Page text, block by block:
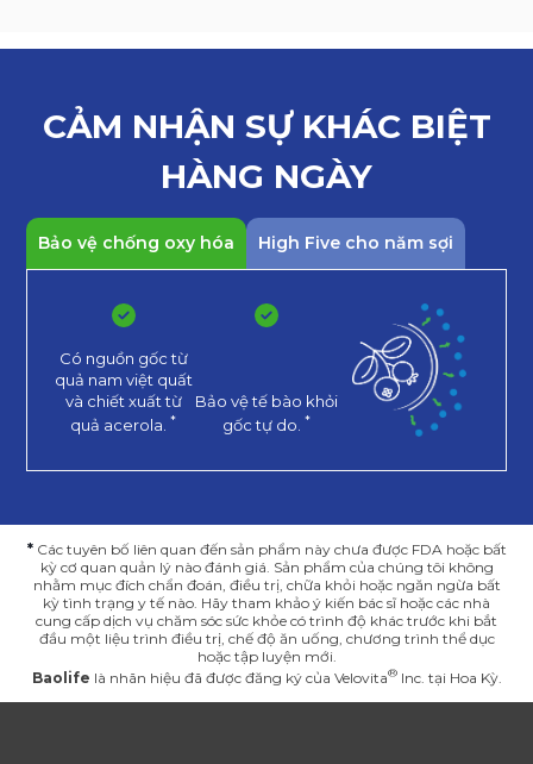
CẢM NHẬN SỰ KHÁC BIỆT
HÀNG NGÀY
Bảo vệ chống oxy hóa High Five cho năm sợi
Có nguồn gốc từ
quả nam việt quất
và chiết xuất từ
quả acerola. *
Bảo vệ tế bào khỏi
gốc tự do. *
*Các tuyên bố liên quan đến sản phẩm này chưa được FDA hoặc bất
kỳ cơ quan quản lý nào đánh giá. Sản phẩm của chúng tôi không
nhằm mục đích chẩn đoán, điều trị, chữa khỏi hoặc ngăn ngừa bất
kỳ tình trạng y tế nào. Hãy tham khảo ý kiến ​​bác sĩ hoặc các nhà
cung cấp dịch vụ chăm sóc sức khỏe có trình độ khác trước khi bắt
đầu một liệu trình điều trị, chế độ ăn uống, chương trình thể dục
hoặc tập luyện mới.
Baolife là nhãn hiệu đã được đăng ký của Velovita Inc. tại Hoa Kỳ.